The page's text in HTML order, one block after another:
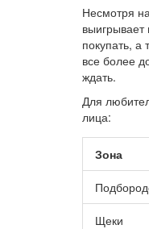
Несмотря
выигрывает
покупать, а
все более
ждать.
Для
лица:
Зона
Щеки